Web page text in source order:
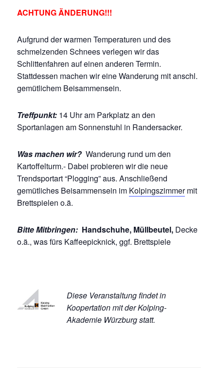
ACHTUNG ÄNDERUNG!!!
Aufgrund der warmen Temperaturen und des
schmelzenden Schnees verlegen wir das
Schlittenfahren auf einen anderen Termin.
Stattdessen machen wir eine Wanderung mit anschl.
gemütlichem Beisammensein.
Treffpunkt: 14 Uhr am Parkplatz an den
Sportanlagen am Sonnenstuhl in Randersacker.
Was machen wir? Wanderung rund um den
Kartoffelturm.- Dabei probieren wir die neue
Trendsportart “Plogging” aus. Anschließend
gemütliches Beisammensein im Kolpingszimmermit
Brettspielen o.ä.
Bitte Mitbringen: Handschuhe, Müllbeutel, Decke
o.ä., was fürs Kaffeepicknick, ggf. Brettspiele
Diese Veranstaltung findet in
Koopertation mit der Kolping-
Akademie Würzburg statt.